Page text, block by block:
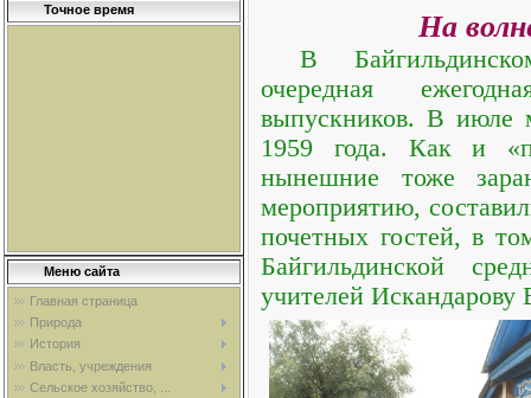
Точное время
Меню сайта
Главная страница
Природа
История
Власть, учреждения
Сельское хозяйство, ...
На
В
очередная
выпускников. В июле
1959 года. Как и
нынешние тоже
мероприятию,
почетных гостей, в
Байгильдинской
учителей